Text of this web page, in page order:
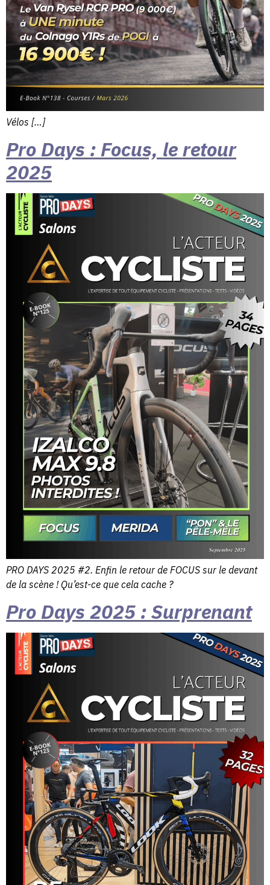
Vélos […]
Pro Days : Focus, le retour
2025
PRO DAYS 2025 #2. Enfin le retour de FOCUS sur le devant
de la scène ! Qu’est-ce que cela cache ?
Pro Days 2025 : Surprenant